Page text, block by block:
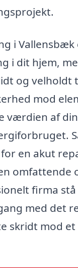
i Vallensbæk
i dit hjem,
og velholdt
mod
værdien af
en akut
omfattende
firma
med det
skridt mod